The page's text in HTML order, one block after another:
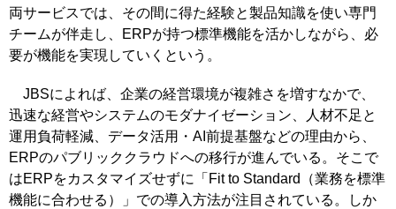
両サービスでは、その間に得た経験と製品知識を使い専門
チームが伴走し、ERPが持つ標準機能を活かしながら、必
要が機能を実現していくという。
JBSによれば、企業の経営環境が複雑さを増すなかで、
迅速な経営やシステムのモダナイゼーション、人材不足と
運用負荷軽減、データ活用・AI前提基盤などの理由から、
ERPのパブリッククラウドへの移行が進んでいる。そこで
はERPをカスタマイズせずに「Fit to Standard（業務を標準
機能に合わせる）」での導入方法が注目されている。しか